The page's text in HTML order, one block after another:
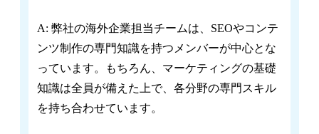
A: 弊社の海外企業担当チームは、SEOやコンテ
ンツ制作の専門知識を持つメンバーが中心とな
っています。もちろん、マーケティングの基礎
知識は全員が備えた上で、各分野の専門スキル
を持ち合わせています。